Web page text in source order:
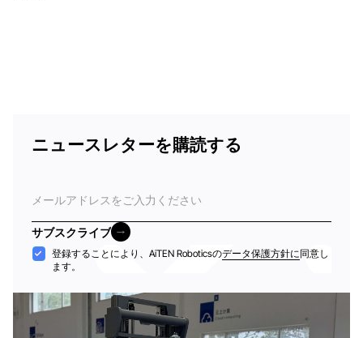
ニュースレターを購読する
子
メ
ー
ル
サブスクライブ
サブスクライブ
受
れ
登録することにより、AiTEN Roboticsのデータ保護方針に 同意し
ます。